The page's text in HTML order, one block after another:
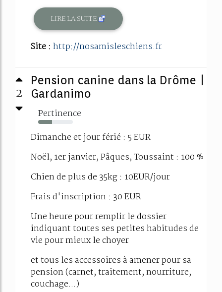
LIRE LA SUITE
Site : http://nosamisleschiens.fr
2
Pension canine dans la Drôme |
Gardanimo
Pertinence
40%
Dimanche et jour férié : 5 EUR
Noël, 1er janvier, Pâques, Toussaint : 100 %
Chien de plus de 35kg : 10EUR/jour
Frais d'inscription : 30 EUR
Une heure pour remplir le dossier
indiquant toutes ses petites habitudes de
vie pour mieux le choyer
et tous les accessoires à amener pour sa
pension (carnet, traitement, nourriture,
couchage...)